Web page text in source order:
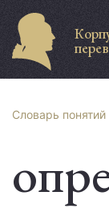
Словарь понятий